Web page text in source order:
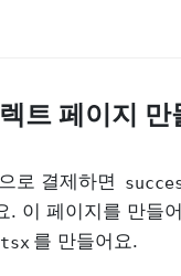
트 페이지 만
로 결제하면
. 이 페이지를 만들
를 만들어요.